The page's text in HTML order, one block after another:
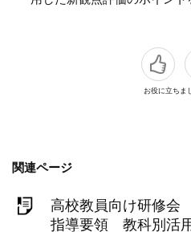
お役に立ちま
関連ページ
高校教員向け研修会
指導要領 教科別活